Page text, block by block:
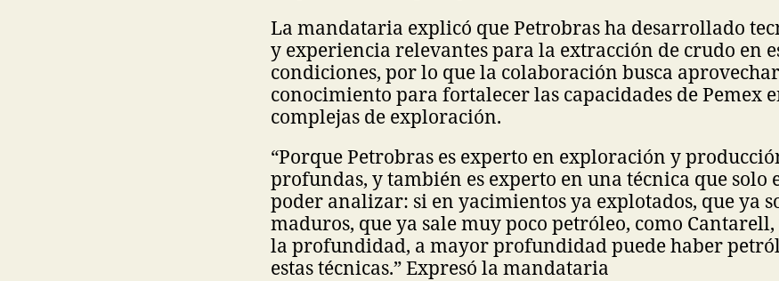
La mandataria explicó que Petrobras ha desarrollado
y experiencia relevantes para la extracción de crudo en
condiciones, por lo que la colaboración busca
conocimiento para fortalecer las capacidades de Pemex
complejas de exploración.
“Porque Petrobras es experto en exploración y
profundas, y también es experto en una técnica que solo
poder analizar: si en yacimientos ya explotados, que ya
maduros, que ya sale muy poco petróleo, como
la profundidad, a mayor profundidad puede haber
estas técnicas.” Expresó la mandataria